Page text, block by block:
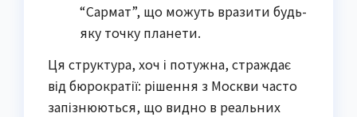
“Сармат”, що можуть вразити будь-
яку точку планети.
Ця структура, хоч і потужна, страждає
від бюрократії: рішення з Москви часто
запізнюються, що видно в реальних